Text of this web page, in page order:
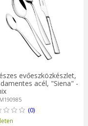
evőeszközkészlet,
acél, "Siena" -
(0)